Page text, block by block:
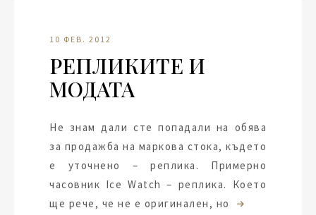
10 ФЕВ. 2012
РЕПЛИКИТЕ И
МОДАТА
Не знам дали сте попадали на обява
за продажба на маркова стока, където
е уточнено – реплика. Примерно
часовник Ice Watch – реплика. Което
ще рече, че не е оригинален, но